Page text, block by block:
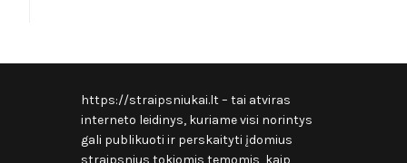
https://straipsniukai.lt– tai atviras
interneto leidinys, kuriame visi norintys
gali publikuoti ir perskaityti įdomius
straipsnius tokiomis temomis, kaip